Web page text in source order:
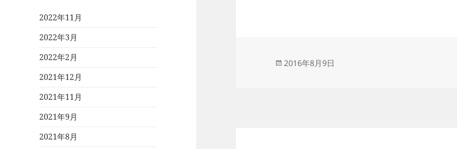
2022年11月
2022年3月
2022年2月
2021年12月
2021年11月
2021年9月
2021年8月
投
2016年8月9日